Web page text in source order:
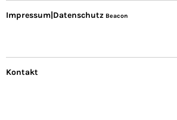
Impressum|Datenschutz Beacon
Kontakt